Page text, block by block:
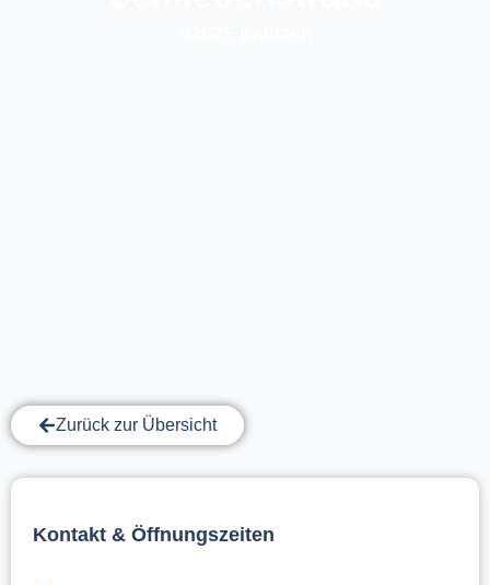
Zurück zur Übersicht
Kontakt & Öffnungszeiten